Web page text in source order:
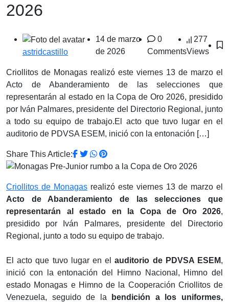
2026
astridcastillo
14 de marzo
de 2026
0
Comments
277
Views
Criollitos de Monagas realizó este viernes 13 de marzo el
Acto de Abanderamiento de las selecciones que
representarán al estado en la Copa de Oro 2026, presidido
por Iván Palmares, presidente del Directorio Regional, junto
a todo su equipo de trabajo.‎‎El acto que tuvo lugar en el
auditorio de PDVSA ESEM, inició con la entonación […]
Share This Article:
Criollitos de Monagas realizó este viernes 13 de marzo el
Acto de Abanderamiento de las selecciones que
representarán al estado en la Copa de Oro 2026,
presidido por Iván Palmares, presidente del Directorio
Regional, junto a todo su equipo de trabajo.
‎El acto que tuvo lugar en elauditorio de PDVSA ESEM,
inició con la entonación del Himno Nacional, Himno del
estado Monagas e Himno de la Cooperación Criollitos de
Venezuela, seguido de la
bendición a los uniformes,